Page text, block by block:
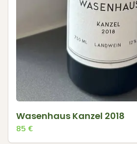
Wasenhaus Kanzel 2018
85 €